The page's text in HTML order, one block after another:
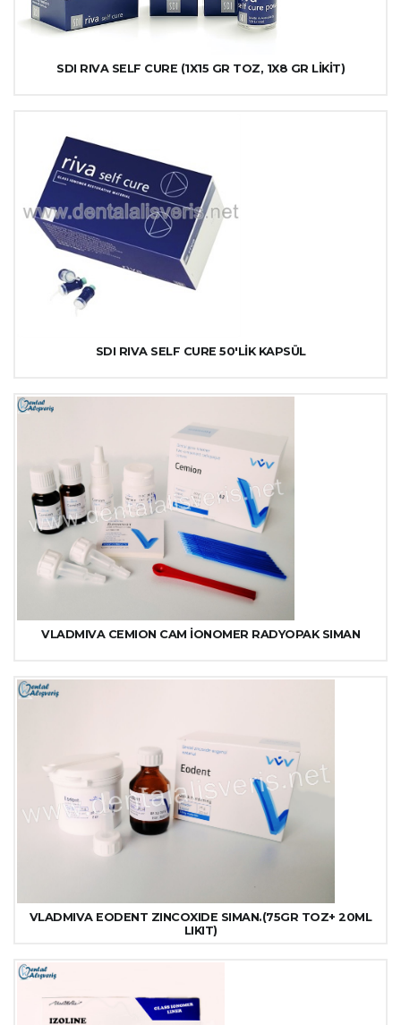
SDI RIVA SELF CURE (1X15 GR TOZ, 1X8 GR LİKİT)
SDI RIVA SELF CURE 50'LİK KAPSÜL
VLADMIVA CEMION CAM İONOMER RADYOPAK SIMAN
VLADMIVA EODENT ZINCOXIDE SIMAN.(75GR TOZ+ 20ML
LIKIT)